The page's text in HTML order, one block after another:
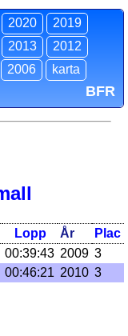
2020
2019
2013
2012
2006
karta
BFR
Lopp År
Plac
00:39:43 2009 3
00:46:21 2010 3